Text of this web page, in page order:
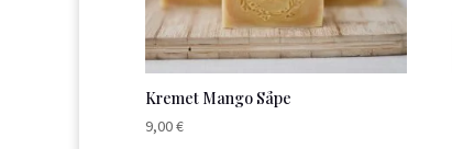
Kremet Mango Såpe
9,00€